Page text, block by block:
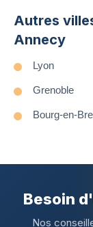
Autres
Annecy
Lyon
Grenoble
Bourg-en-
Besoin
Nos